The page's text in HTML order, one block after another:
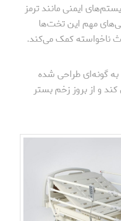
ایمنی مانند ترمز
مهم این تخت‌ها
ناخواسته کمک می‌کند.
گونه‌ای طراحی شده
کند و از بروز زخم بستر